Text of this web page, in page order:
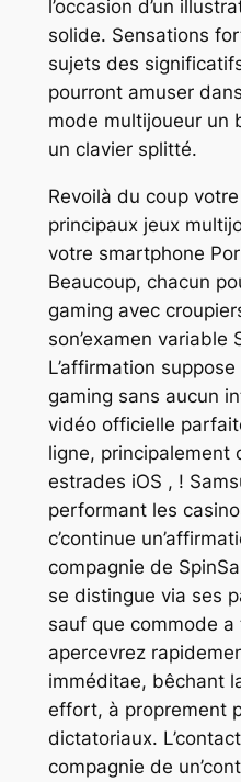
l’occasion d’un
solide. Sensations
sujets des
pourront amuser
mode multijoueur un
un clavier splitté.
Revoilà du coup
principaux jeux
votre smartphone
Beaucoup, chacun
gaming avec
son’examen variable
L’affirmation
gaming sans aucun
vidéo officielle
ligne, principalement
estrades iOS , !
performant les
c’continue
compagnie de
se distingue via ses
sauf que commode
apercevrez
imméditae, bêchant
effort, à proprement
dictatoriaux.
compagnie de